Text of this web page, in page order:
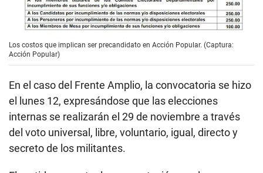
Los costos que implican ser precandidato en Acción Popular. (Captura:
Acción Popular)
En el caso del Frente Amplio, la convocatoria se hizo
el lunes 12, expresándose que las elecciones
internas se realizarán el 29 de noviembre a través
del voto universal, libre, voluntario, igual, directo y
secreto de los militantes.